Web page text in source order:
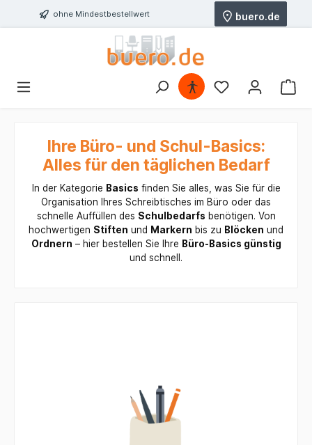
ohne Mindestbestellwert buero.de
Ihre Büro- und Schul-Basics:
Alles für den täglichen Bedarf
In der Kategorie Basics finden Sie alles, was Sie für die
Organisation Ihres Schreibtisches im Büro oder das
schnelle Auffüllen des Schulbedarfs benötigen. Von
hochwertigen Stiften und Markern bis zu Blöcken und
Ordnern – hier bestellen Sie Ihre Büro-Basics günstig
und schnell.